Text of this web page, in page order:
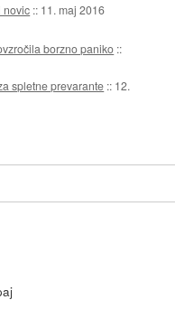
novic :: 11. maj 2016
borzno paniko ::
spletne prevarante :: 12.